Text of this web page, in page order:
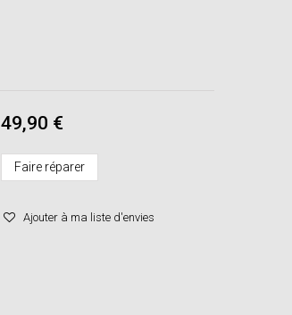
49,90 €
Faire réparer
Ajouter à ma liste d'envies